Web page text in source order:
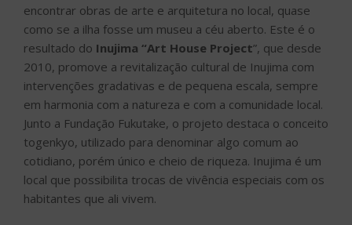
encontrar obras de arte e arquitetura no local, quase
como se a ilha fosse um museu a céu aberto. Este é o
resultado do Inujima “Art House Project”, que desde
2010, promove a revitalização cultural de Inujima com
intervenções gradativas e de pequena escala, sempre
em harmonia com a natureza e com a comunidade local.
Junto a Fundação Fukutake, o projeto destaca o conceito
togenkyo, utilizado para denominar algo comum ao
cotidiano, porém único e cheio de riqueza. Inujima é um
local que possibilita trocas de vivência especiais com os
habitantes que ali vivem.